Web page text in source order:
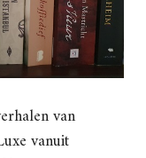
van
vanuit